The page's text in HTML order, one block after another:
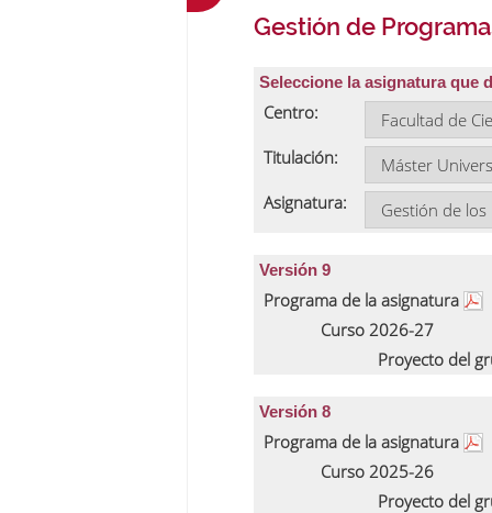
Gestión de
Seleccione la asignatura que
Centro:
Titulación:
Asignatura:
Versión 9
Programa de la asignatura
Curso 2026-27
Proyecto del
Versión 8
Programa de la asignatura
Curso 2025-26
Proyecto del